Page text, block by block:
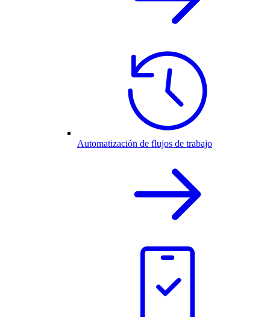
Automatización de flujos de trabajo